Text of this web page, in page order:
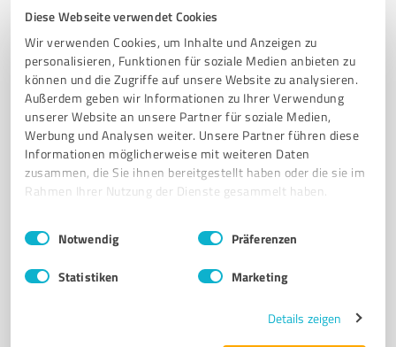
Diese Webseite verwendet Cookies
Wir verwenden Cookies, um Inhalte und Anzeigen zu
personalisieren, Funktionen für soziale Medien anbieten zu
können und die Zugriffe auf unsere Website zu analysieren.
Außerdem geben wir Informationen zu Ihrer Verwendung
unserer Website an unsere Partner für soziale Medien,
Werbung und Analysen weiter. Unsere Partner führen diese
Informationen möglicherweise mit weiteren Daten
zusammen, die Sie ihnen bereitgestellt haben oder die sie im
Rahmen Ihrer Nutzung der Dienste gesammelt haben.
Impressum Datenschutzbestimmungen
Einwilligungsauswahl
Notwendig Präferenzen
Statistiken Marketing
Details zeigen
N
Natur & Umwelt
Nagelstudios
O Branchen mit O
Optiker
Onlineshops